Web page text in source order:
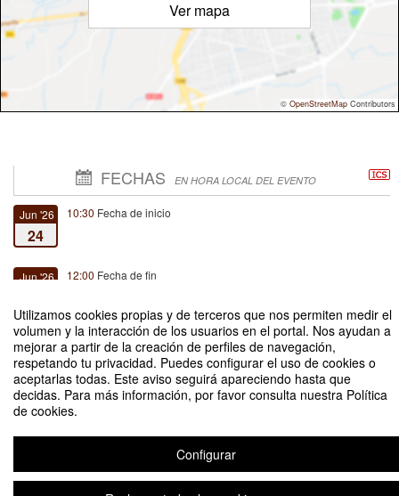
Utilizamos cookies propias y de terceros que nos permiten medir el
volumen y la interacción de los usuarios en el portal. Nos ayudan a
mejorar a partir de la creación de perfiles de navegación,
respetando tu privacidad. Puedes configurar el uso de cookies o
aceptarlas todas. Este aviso seguirá apareciendo hasta que
decidas. Para más información, por favor consulta nuestra Política
de cookies.
Configurar
Ver mapa
© OpenStreetMap Contributors
FECHAS EN HORA LOCAL DEL EVENTO
Jun '26
24
10:30 Fecha de inicio
Jun '26 12:00 Fecha de fin
Bibliomóvil 2026
de Ingeniería